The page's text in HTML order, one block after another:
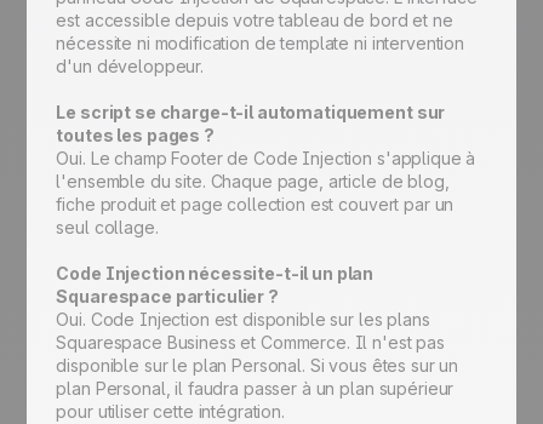
est accessible depuis votre tableau de bord et ne
nécessite ni modification de template ni intervention
d'un développeur.
Le script se charge-t-il automatiquement sur
toutes les pages ?
Oui. Le champ Footer de Code Injection s'applique à
l'ensemble du site. Chaque page, article de blog,
fiche produit et page collection est couvert par un
seul collage.
Code Injection nécessite-t-il un plan
Squarespace particulier ?
Oui. Code Injection est disponible sur les plans
Squarespace Business et Commerce. Il n'est pas
disponible sur le plan Personal. Si vous êtes sur un
plan Personal, il faudra passer à un plan supérieur
pour utiliser cette intégration.